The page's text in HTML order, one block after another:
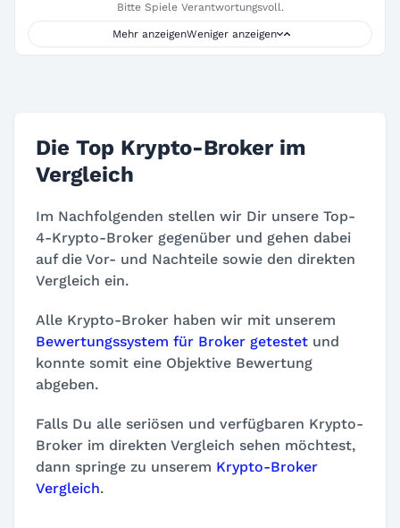
Bitte Spiele Verantwortungsvoll.
Mehr anzeigenWeniger anzeigen
Die Top Krypto-Broker im
Vergleich
Im Nachfolgenden stellen wir Dir unsere Top-
4-Krypto-Broker gegenüber und gehen dabei
auf die Vor- und Nachteile sowie den direkten
Vergleich ein.
Alle Krypto-Broker haben wir mit unserem
Bewertungssystem für Broker getestet und
konnte somit eine Objektive Bewertung
abgeben.
Falls Du alle seriösen und verfügbaren Krypto-
Broker im direkten Vergleich sehen möchtest,
dann springe zu unserem Krypto-Broker
Vergleich.